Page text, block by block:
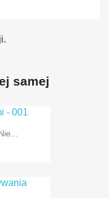
samej